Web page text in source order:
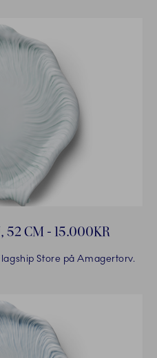
52 CM - 15.000KR
Store på Amagertorv.